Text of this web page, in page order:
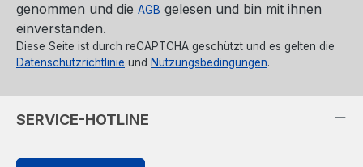
genommen und die AGB gelesen und bin mit ihnen
einverstanden.
Diese Seite ist durch reCAPTCHA geschützt und es gelten die
Datenschutzrichtlinie und Nutzungsbedingungen.
SERVICE-HOTLINE